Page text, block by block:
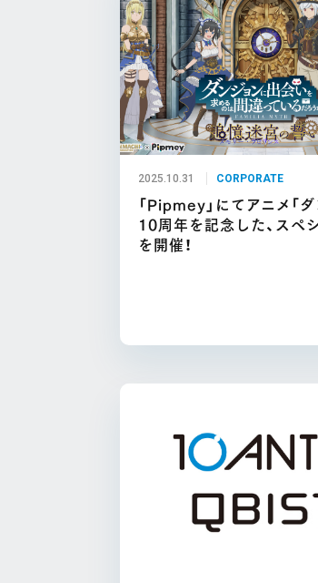
2025.10.31 CORPORATE
「Pipmey」にてアニメ「ダ
10周年を記念した、スペ
を開催！